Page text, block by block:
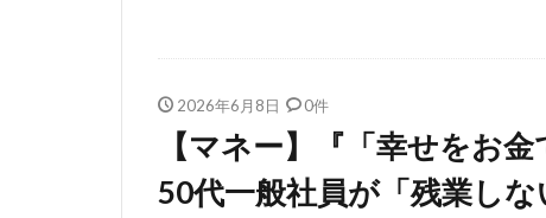
2026年6月8日 0件
【マネー】『「幸せをお
50代一般社員が「残業し